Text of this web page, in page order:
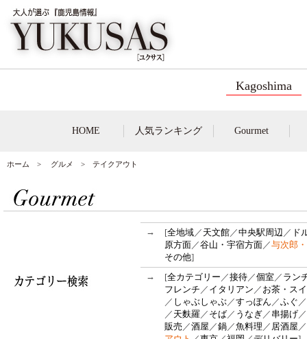
Kagoshima
HOME 人気ランキング Gourmet
ホーム > グルメ > テイクアウト
→ [全地域／ 天文館／中央駅周辺 ／ ド
原方面／谷山・宇宿方面／与次郎
その他]
→
[全カテゴリー ／接待／個室／ ラン
フレンチ ／ イタリアン ／ お茶・ス
／ しゃぶしゃぶ／すっぽん ／ふぐ ／
／ 天麩羅／ そば／ うなぎ／ 串揚げ／
販売 ／酒屋 ／鍋／魚料理 ／ 居酒屋 ／